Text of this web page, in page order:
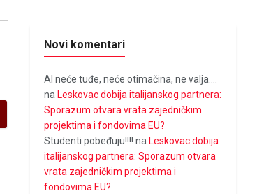
Novi komentari
Al neće tuđe, neće otimačina, ne valja....
na Leskovac dobija italijanskog partnera:
Sporazum otvara vrata zajedničkim
projektima i fondovima EU?
Studenti pobeđuju!!!! na Leskovac dobija
italijanskog partnera: Sporazum otvara
vrata zajedničkim projektima i
fondovima EU?